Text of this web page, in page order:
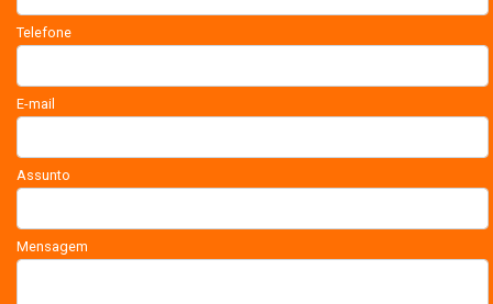
Telefone
E-mail
Assunto
Mensagem